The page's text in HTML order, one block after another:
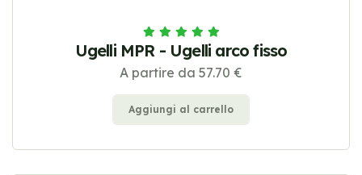
Ugelli MPR - Ugelli arco fisso
A partire da 57.70 €
Aggiungi al carrello